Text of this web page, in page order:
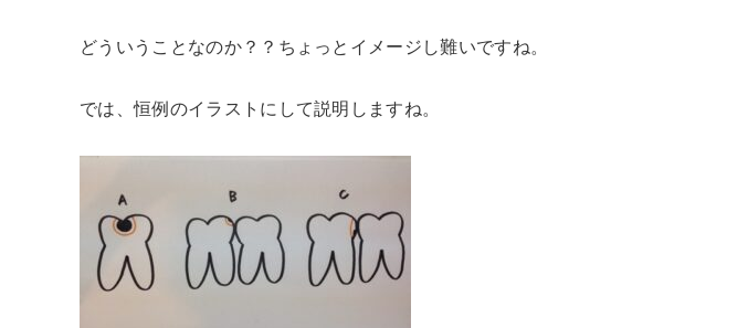
どういうことなのか？？ちょっとイメージし難いですね。
では、恒例のイラストにして説明しますね。